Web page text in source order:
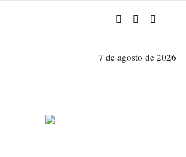
7 de agosto de 2026